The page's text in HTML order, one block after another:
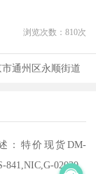
浏览次数： 810次
通州区永顺街道
：特价现货DM-
841,NIC,G-02030